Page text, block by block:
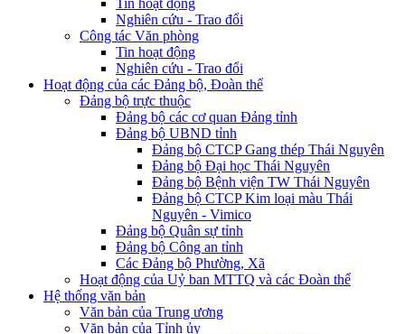
Nghiên cứu - Trao đổi
Công tác Văn phòng
Tin hoạt động
Nghiên cứu - Trao đổi
Hoạt động của các Đảng bộ, Đoàn thể
Đảng bộ trực thuộc
Đảng bộ các cơ quan Đảng tỉnh
Đảng bộ UBND tỉnh
Đảng bộ CTCP Gang thép Thái Nguyên
Đảng bộ Đại học Thái Nguyên
Đảng bộ Bệnh viện TW Thái Nguyên
Đảng bộ CTCP Kim loại màu Thái
Nguyên - Vimico
Đảng bộ Quân sự tỉnh
Đảng bộ Công an tỉnh
Các Đảng bộ Phường, Xã
Hoạt động của Uỷ ban MTTQ và các Đoàn thể
Hệ thống văn bản
Văn bản của Trung ương
Văn bản của Tỉnh ủy